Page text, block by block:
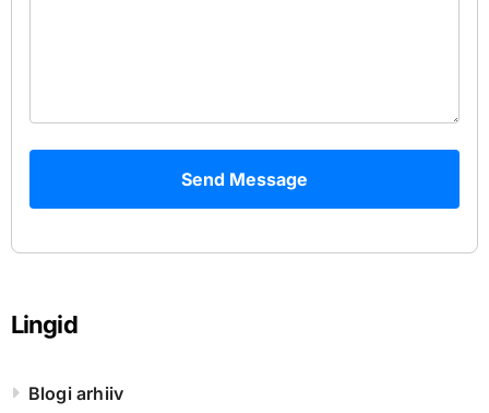
Send Message
Lingid
Blogi arhiiv